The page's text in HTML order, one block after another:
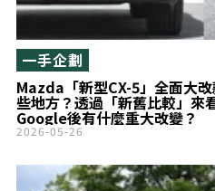
Mazda「新型CX-5」全面大
些地方？透過「新舊比較」
Google後有什麼重大改變？
一手企劃
2026-05-26